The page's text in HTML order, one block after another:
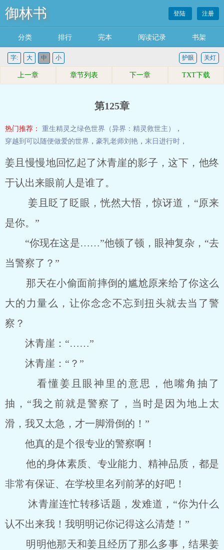
御林书 登陆 注册
分类 排行 完本 阅读记录 书架
字: 大 中 小 关灯
护眼
上一章 章节列表 下一章 TXT下载
第125章
热门推荐： 重生精灵之绿色世界（异界：精灵救世主）
，
穿越到可以随便做爱的世界 ， 豪乳老师刘艳 ， 末日进行时 ，
姜且慢慢地回忆起了沐青崖的影子，这下，他终
于认出来眼前人是谁了。
姜且眨了眨眼，恍然大悟，惊讶道，“原来
是你。”
“你现在这是……”他顿了顿，眼神复杂，“去
当警察了？”
那天在小偷面前摔倒的尴尬原来给了你这么
大的力量么，让你念念不忘到扭头就去当了警
察？
沐青崖：“……”
沐青崖：“？”
看懂姜且眼神里的意思，他嘴角抽了
抽，“我之前就是警察了，当时是因为地上太
滑，我又太急，才一脚滑倒的！”
他真的是个很专业的警察啊！
他的身体素质、专业能力、精神品质，都是
非常有保证、在学校里名列前茅的好吧！
沐青崖连忙转移话题，发难道，“你为什么
认不出来我！我明明记你记得这么清楚！”
明明他那天和姜且经历了那么多事，结果姜